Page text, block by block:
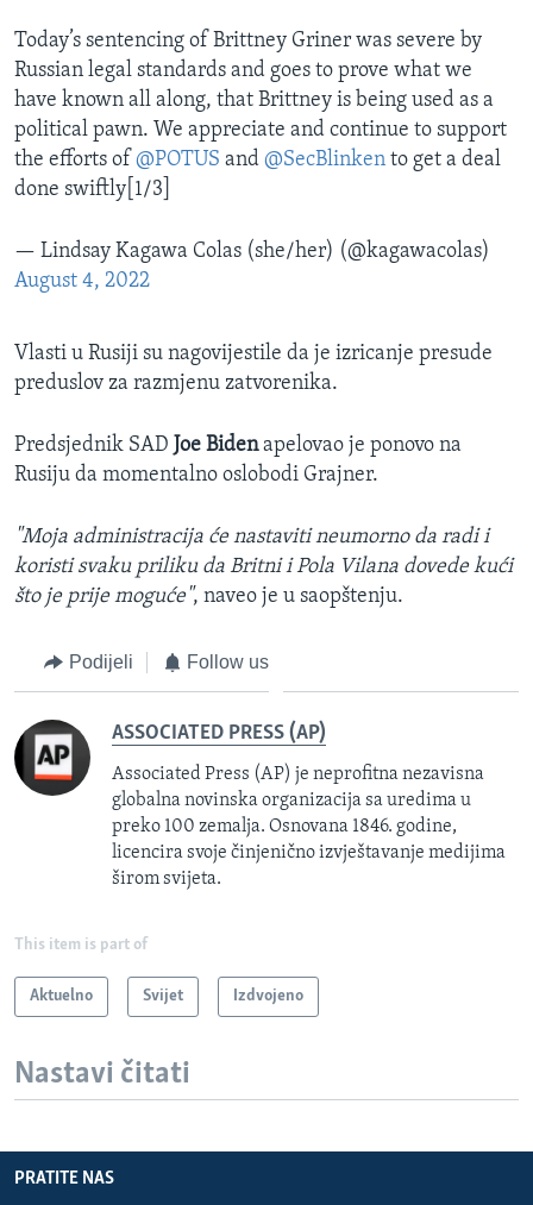
Today’s sentencing of Brittney Griner was severe by
Russian legal standards and goes to prove what we
have known all along, that Brittney is being used as a
political pawn. We appreciate and continue to support
the efforts of @POTUS and @SecBlinken to get a deal
done swiftly[1/3]
— Lindsay Kagawa Colas (she/her) (@kagawacolas)
August 4, 2022
Vlasti u Rusiji su nagovijestile da je izricanje presude
preduslov za razmjenu zatvorenika.
Predsjednik SAD Joe Bidenapelovao je ponovo na
Rusiju da momentalno oslobodi Grajner.
"Moja administracija će nastaviti neumorno da radi i
koristi svaku priliku da Britni i Pola Vilana dovede kući
što je prije moguće", naveo je u saopštenju.
Podijeli Follow us
ASSOCIATED PRESS (AP)
Associated Press (AP) je neprofitna nezavisna
globalna novinska organizacija sa uredima u
preko 100 zemalja. Osnovana 1846. godine,
licencira svoje činjenično izvještavanje medijima
širom svijeta.
This item is part of
Aktuelno Svijet Izdvojeno
Nastavi čitati
PRATITE NAS